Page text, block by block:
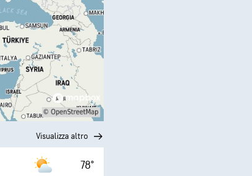
Visualizza altro
78°